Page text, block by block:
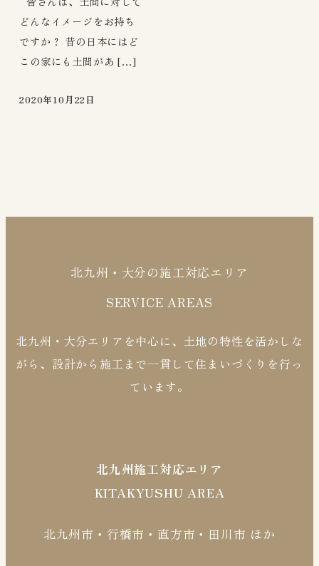
どんなイメージをお持ち
ですか？ 昔の日本にはど
この家にも土間があ […]
2020年10月22日
北九州・大分の施工対応エリア
SERVICE AREAS
北九州・大分エリアを中心に、土地の特性を活かしな
がら、設計から施工まで一貫して住まいづくりを行っ
ています。
北九州施工対応エリア
KITAKYUSHU AREA
北九州市・行橋市・直方市・田川市 ほか